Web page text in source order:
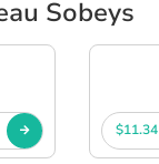
Sobeys
$11.34